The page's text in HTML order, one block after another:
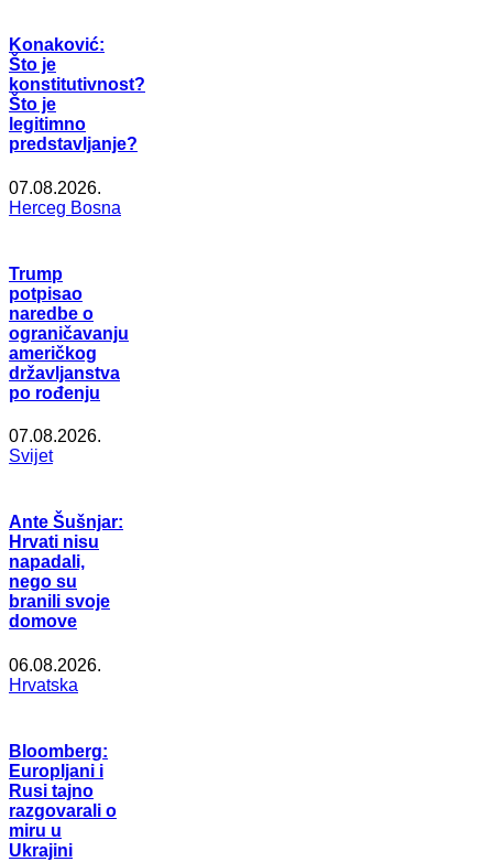
Konaković:
Što je
konstitutivnost?
Što je
legitimno
predstavljanje?
07.08.2026.
Herceg Bosna
Trump
potpisao
naredbe o
ograničavanju
američkog
državljanstva
po rođenju
07.08.2026.
Svijet
Ante Šušnjar:
Hrvati nisu
napadali,
nego su
branili svoje
domove
06.08.2026.
Hrvatska
Bloomberg:
Europljani i
Rusi tajno
razgovarali o
miru u
Ukrajini